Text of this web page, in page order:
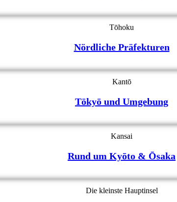
Tōhoku
Nördliche Präfekturen
Kantō
Tōkyō und Umgebung
Kansai
Rund um Kyōto & Ōsaka
Die kleinste Hauptinsel